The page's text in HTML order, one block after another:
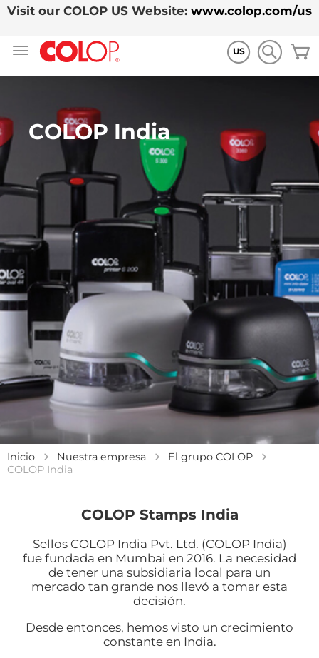
Visit our COLOP US Website: www.colop.com/us
US
Inicio Nuestra empresa
El grupo COLOP
COLOP India
COLOP India
COLOP Stamps India
Sellos COLOP India Pvt. Ltd. (COLOP India)
fue fundada en Mumbai en 2016. La necesidad
de tener una subsidiaria local para un
mercado tan grande nos llevó a tomar esta
decisión.
Desde entonces, hemos visto un crecimiento
constante en India.